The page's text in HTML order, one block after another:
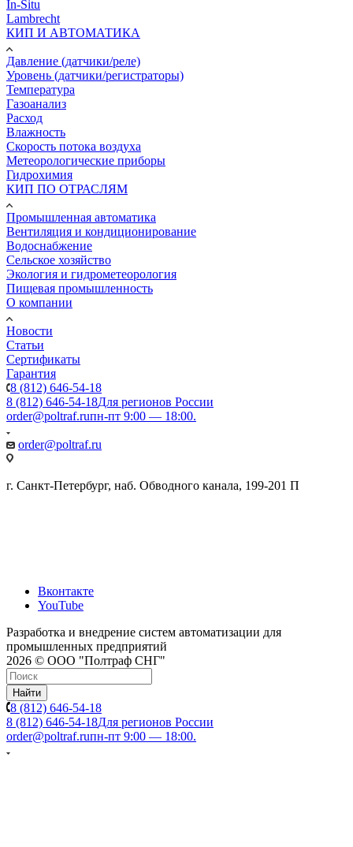
In-Situ
Lambrecht
КИП И АВТОМАТИКА
Давление (датчики/реле)
Уровень (датчики/регистраторы)
Температура
Газоанализ
Расход
Влажность
Скорость потока воздуха
Метеорологические приборы
Гидрохимия
КИП ПО ОТРАСЛЯМ
Промышленная автоматика
Вентиляция и кондиционирование
Водоснабжение
Сельское хозяйство
Экология и гидрометеорология
Пищевая промышленность
О компании
Новости
Статьи
Сертификаты
Гарантия
8 (812) 646-54-18
8 (812) 646-54-18Для регионов России
order@poltraf.ruпн-пт 9:00 — 18:00.
order@poltraf.ru
г. Санкт-Петербург, наб. Обводного канала, 199-201 П
Вконтакте
YouTube
Разработка и внедрение систем автоматизации для
промышленных предприятий
2026 © ООО "Полтраф СНГ"
Найти
8 (812) 646-54-18
8 (812) 646-54-18Для регионов России
order@poltraf.ruпн-пт 9:00 — 18:00.